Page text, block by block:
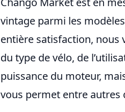
vintage parmi les
entière satisfaction, nous
du type de vélo, de
puissance du moteur,
vous permet entre autres